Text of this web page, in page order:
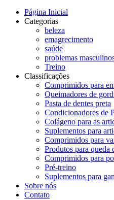
Página Inicial
Categorias
beleza
emagrecimento
saúde
problemas
Treino
Classificações
Comprimidos para
Queimadores de
Pasta de dentes preta
Condicionadores de
Colágeno para as
Suplementos para
Comprimidos para
Produtos para queda
Comprimidos para
Pré-treino
Suplementos para
Sobre nós
Contato